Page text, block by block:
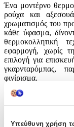
Υπεύθυνη χρήση
Ένα μοντέρνο
ρούχα και
χρωματισμός του
κάθε ύφασμα,
θερμοκολλητική
εφαρμογή, χωρίς
επιλογή για
γκαρνταρόμπας,
φινίρισμα.
Είδος: